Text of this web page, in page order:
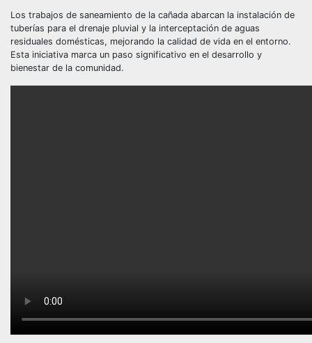
Los trabajos de saneamiento de la cañada abarcan la instalación de
tuberías para el drenaje pluvial y la interceptación de aguas
residuales domésticas, mejorando la calidad de vida en el entorno.
Esta iniciativa marca un paso significativo en el desarrollo y
bienestar de la comunidad.